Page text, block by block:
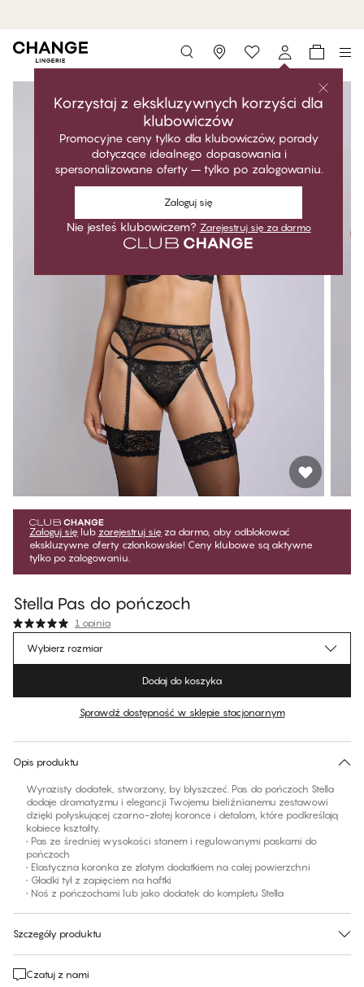
Storefinder
Korzystaj z ekskluzywnych korzyści dla
klubowiczów
Promocyjne ceny tylko dla klubowiczów, porady
dotyczące idealnego dopasowania i
spersonalizowane oferty – tylko po zalogowaniu.
Zaloguj się
Nie jesteś klubowiczem? Zarejestruj się za darmo
Zaloguj się lub zarejestruj się za darmo, aby odblokować
ekskluzywne oferty członkowskie! Ceny klubowe są aktywne
tylko po zalogowaniu.
Stella Pas do pończoch
1 opinia
139,99 złCena regularna
Brak sugerowanego rozmiaru dla tego produktu
Wybierz rozmiar
Dodaj do koszyka
Sprawdź dostępność w sklepie stacjonarnym
Opis produktu
Wyrazisty dodatek, stworzony, by błyszczeć. Pas do pończoch Stella
dodaje dramatyzmu i elegancji Twojemu bieliźnianemu zestawowi
dzięki połyskującej czarno-złotej koronce i detalom, które podkreślają
kobiece kształty.
• Pas ze średniej wysokości stanem i regulowanymi paskami do
pończoch
• Elastyczna koronka ze złotym dodatkiem na całej powierzchni
• Gładki tył z zapięciem na haftki
• Noś z pończochami lub jako dodatek do kompletu Stella
Szczegóły produktu
Czatuj z nami